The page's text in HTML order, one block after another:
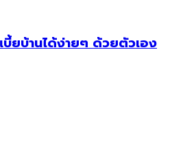
ยบ้านได้ง่ายๆ ด้วยตัวเอง